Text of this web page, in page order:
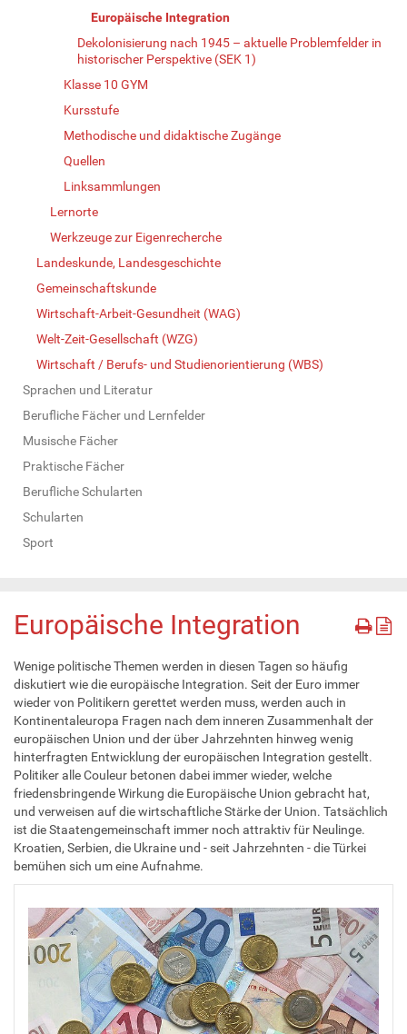
Europäische Integration
Dekolonisierung nach 1945 – aktuelle Problemfelder in
historischer Perspektive (SEK 1)
Klasse 10 GYM
Kursstufe
Methodische und didaktische Zugänge
Quellen
Linksammlungen
Lernorte
Werkzeuge zur Eigenrecherche
Landeskunde, Landesgeschichte
Gemeinschaftskunde
Wirtschaft-Arbeit-Gesundheit (WAG)
Welt-Zeit-Gesellschaft (WZG)
Wirtschaft / Berufs- und Studienorientierung (WBS)
Sprachen und Literatur
Berufliche Fächer und Lernfelder
Musische Fächer
Praktische Fächer
Berufliche Schularten
Schularten
Sport
Europäische Integration
Wenige politische Themen werden in diesen Tagen so häufig
diskutiert wie die europäische Integration. Seit der Euro immer
wieder von Politikern gerettet werden muss, werden auch in
Kontinentaleuropa Fragen nach dem inneren Zusammenhalt der
europäischen Union und der über Jahrzehnten hinweg wenig
hinterfragten Entwicklung der europäischen Integration gestellt.
Politiker alle Couleur betonen dabei immer wieder, welche
friedensbringende Wirkung die Europäische Union gebracht hat,
und verweisen auf die wirtschaftliche Stärke der Union. Tatsächlich
ist die Staatengemeinschaft immer noch attraktiv für Neulinge.
Kroatien, Serbien, die Ukraine und - seit Jahrzehnten - die Türkei
bemühen sich um eine Aufnahme.